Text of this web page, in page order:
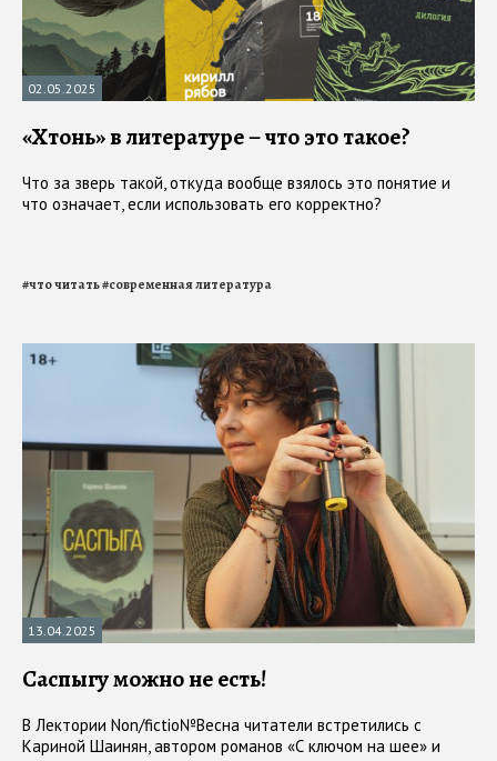
02.05.2025
«Хтонь» в литературе – что это такое?
Что за зверь такой, откуда вообще взялось это понятие и
что означает, если использовать его корректно?
#что читать#современная литература
13.04.2025
Саспыгу можно не есть!
В Лектории Non/fictio№Весна читатели встретились с
Кариной Шаинян, автором романов «С ключом на шее» и